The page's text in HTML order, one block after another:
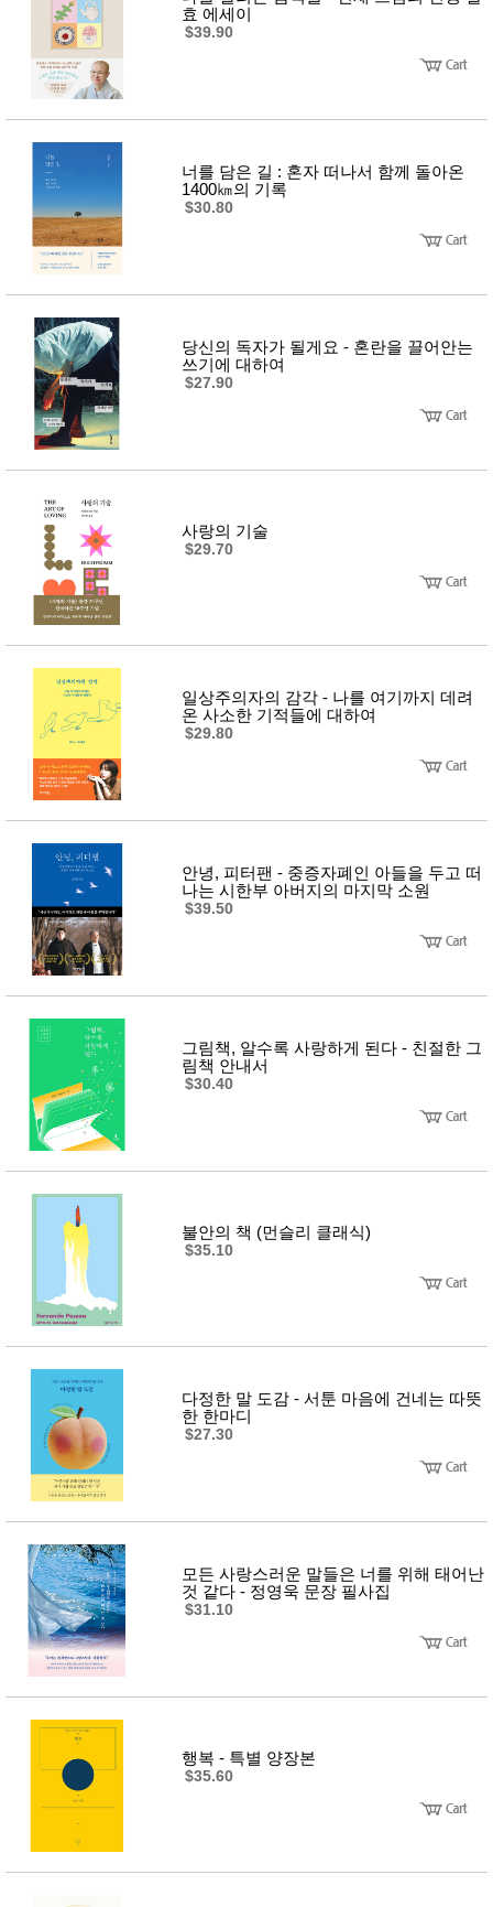
효 에세이
$39.90
너를 담은 길 : 혼자 떠나서 함께 돌아온
1400㎞의 기록
$30.80
당신의 독자가 될게요 - 혼란을 끌어안는
쓰기에 대하여
$27.90
사랑의 기술
$29.70
일상주의자의 감각 - 나를 여기까지 데려
온 사소한 기적들에 대하여
$29.80
안녕, 피터팬 - 중증자폐인 아들을 두고 떠
나는 시한부 아버지의 마지막 소원
$39.50
그림책, 알수록 사랑하게 된다 - 친절한 그
림책 안내서
$30.40
불안의 책 (먼슬리 클래식)
$35.10
다정한 말 도감 - 서툰 마음에 건네는 따뜻
한 한마디
$27.30
모든 사랑스러운 말들은 너를 위해 태어난
것 같다 - 정영욱 문장 필사집
$31.10
행복 - 특별 양장본
$35.60